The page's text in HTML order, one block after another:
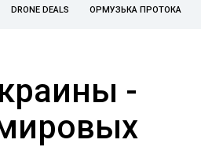
DRONE DEALS ОРМУЗЬКА ПРОТОКА
-